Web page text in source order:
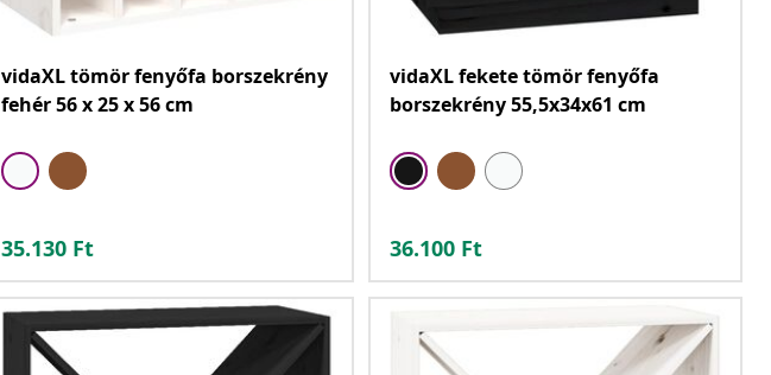
vidaXL tömör fenyőfa borszekrény
fehér 56 x 25 x 56 cm
35.130 Ft
vidaXL fekete tömör fenyőfa
borszekrény 55,5x34x61 cm
36.100 Ft